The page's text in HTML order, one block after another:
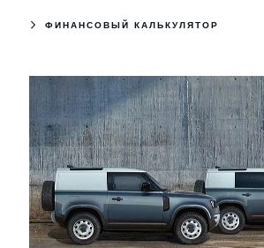
ФИНАНСОВЫЙ КАЛЬКУЛЯТОР